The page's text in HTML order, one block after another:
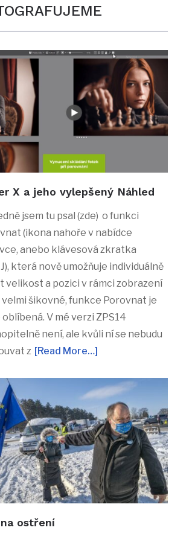
X a jeho vylepšený Náhled
jsem tu psal (zde) o funkci
(ikona nahoře v nabídce
anebo klávesová zkratka
která nově umožňuje individuálně
velikost a pozici v rámci zobrazení
velmi šikovné, funkce Porovnat je
oblíbená. V mé verzi ZPS14
není, ale kvůli ní se nebudu
z [Read More…]
ostření